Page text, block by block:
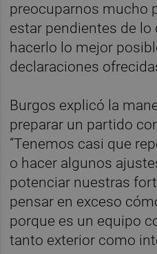
preocuparnos mucho
estar pendientes de lo
hacerlo lo mejor
declaraciones
Burgos explicó la
preparar un partido
“Tenemos casi que
o hacer algunos
potenciar nuestras
pensar en exceso
porque es un equipo
tanto exterior como